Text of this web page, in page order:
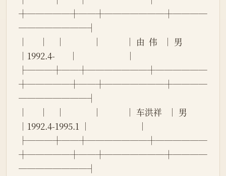
┼─────┼──┼───────┼────
────────┤
│      │    │              │            │ 由  伟   │ 男
│1992.4-       │                        │
├───┼──┼───────┼──────
┼─────┼──┼───────┼────
────────┤
│      │    │              │            │ 车洪祥   │ 男
│1992.4-1995.1 │                        │
├───┼──┼───────┼──────
┼─────┼──┼───────┼────
────────┤